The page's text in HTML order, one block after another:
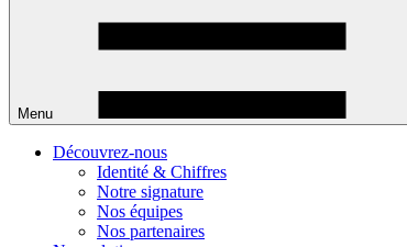
Menu
Découvrez-nous
Identité & Chiffres
Notre signature
Nos équipes
Nos partenaires